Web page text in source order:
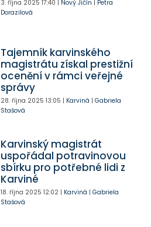
3. října 2025 17:40 Nový Jičín
Petra
Dorazilová
Tajemník karvinského
magistrátu získal prestižní
ocenění v rámci veřejné
správy
28. října 2025 13:05 | Karviná | Gabriela
Stašová
Karvinský magistrát
uspořádal potravinovou
sbírku pro potřebné lidi z
Karviné
18. října 2025 12:02| Karviná | Gabriela
Stašová